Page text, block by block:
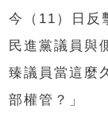
今（11）日反
民進黨議員與
臻議員當這麼
部權管？」